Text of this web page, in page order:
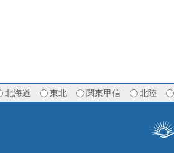
北海道 東北 関東甲信 北陸